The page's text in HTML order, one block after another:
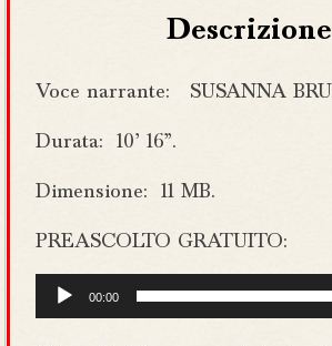
Descrizione
Voce narrante: SUSANNA
Durata: 10’ 16”.
Dimensione: 11 MB.
PREASCOLTO GRATUITO:
Audio00:00